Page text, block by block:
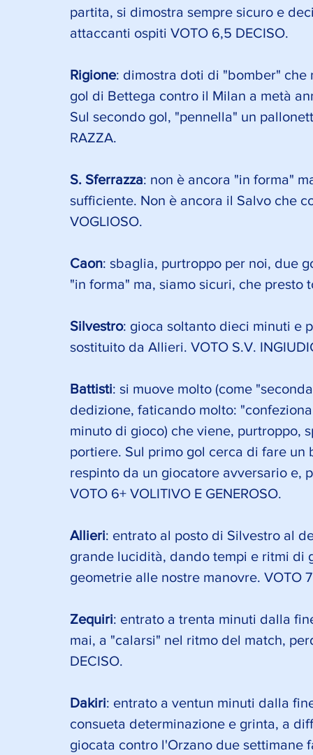
partita, si dimostra sempre sicuro e
attaccanti ospiti VOTO 6,5 DECISO.
Rigione: dimostra doti di "bomber"
gol di Bettega contro il Milan a metà
Sul secondo gol, "pennella" un
RAZZA.
S. Sferrazza: non è ancora "in forma"
sufficiente. Non è ancora il Salvo che
VOGLIOSO.
Caon: sbaglia, purtroppo per noi, due
"in forma" ma, siamo sicuri, che presto
Silvestro: gioca soltanto dieci minuti e
sostituito da Allieri. VOTO S.V.
Battisti: si muove molto (come
dedizione, faticando molto:
minuto di gioco) che viene, purtroppo,
portiere. Sul primo gol cerca di fare
respinto da un giocatore avversario e,
VOTO 6+ VOLITIVO E GENEROSO.
Allieri: entrato al posto di Silvestro al
grande lucidità, dando tempi e ritmi di
geometrie alle nostre manovre. VOTO
Zequiri: entrato a trenta minuti dalla
mai, a "calarsi" nel ritmo del match,
DECISO.
Dakiri: entrato a ventun minuti dalla
consueta determinazione e grinta, a
giocata contro l'Orzano due settimane